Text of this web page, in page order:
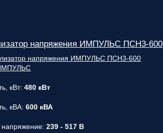
напряжения ИМПУЛЬС ПСН3-600
кВт:480 кВт
кВА:600 кВА
напряжение:239 - 517 В